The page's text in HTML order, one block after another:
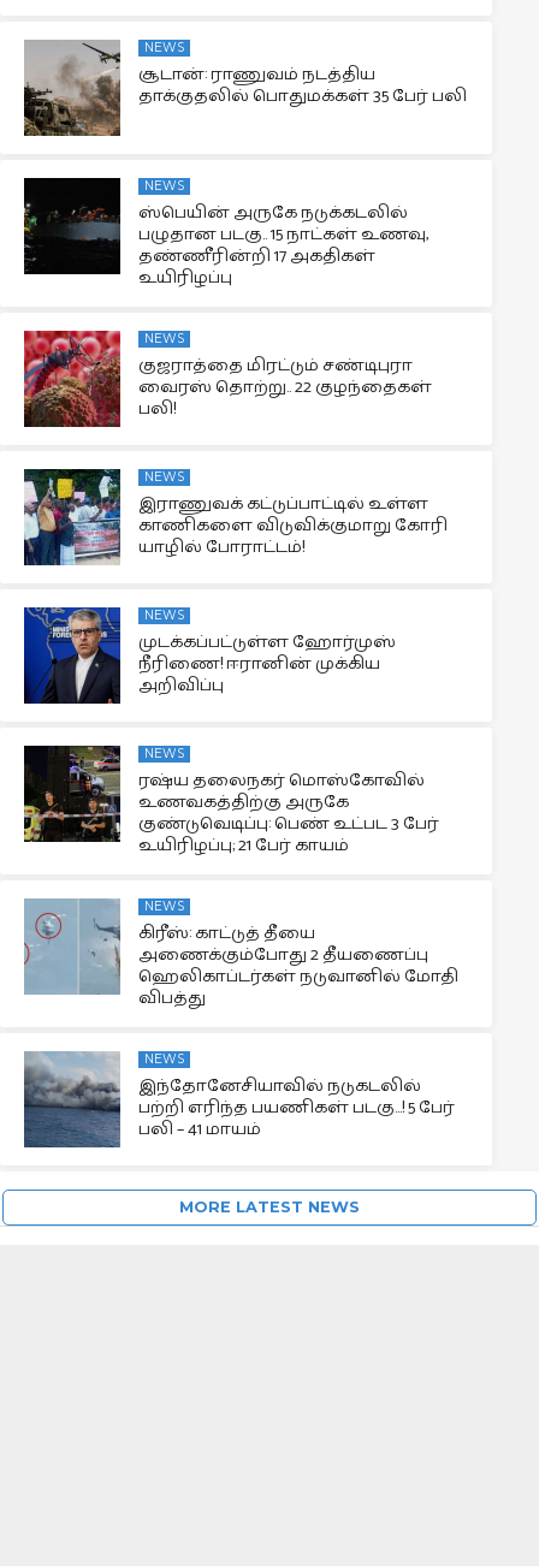
NEWS
சூடான்: ராணுவம் நடத்திய
தாக்குதலில் பொதுமக்கள் 35 பேர் பலி
NEWS
ஸ்பெயின் அருகே நடுக்கடலில்
பழுதான படகு.. 15 நாட்கள் உணவு,
தண்ணீரின்றி 17 அகதிகள்
உயிரிழப்பு
NEWS
குஜராத்தை மிரட்டும் சண்டிபுரா
வைரஸ் தொற்று.. 22 குழந்தைகள்
பலி!
NEWS
இராணுவக் கட்டுப்பாட்டில் உள்ள
காணிகளை விடுவிக்குமாறு கோரி
யாழில் போராட்டம்!
NEWS
முடக்கப்பட்டுள்ள ஹோர்முஸ்
நீரிணை! ஈரானின் முக்கிய
அறிவிப்பு
NEWS
ரஷ்ய தலைநகர் மொஸ்கோவில்
உணவகத்திற்கு அருகே
குண்டுவெடிப்பு: பெண் உட்பட 3 பேர்
உயிரிழப்பு; 21 பேர் காயம்
NEWS
கிரீஸ்: காட்டுத் தீயை
அணைக்கும்போது 2 தீயணைப்பு
ஹெலிகாப்டர்கள் நடுவானில் மோதி
விபத்து
NEWS
இந்தோனேசியாவில் நடுகடலில்
பற்றி எரிந்த பயணிகள் படகு…! 5 பேர்
பலி – 41 மாயம்
MORE LATEST NEWS